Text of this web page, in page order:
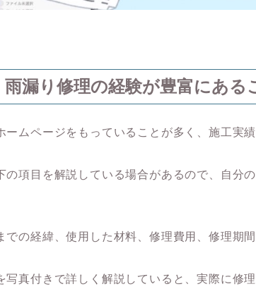
雨漏り修理の経験が豊富にある
ームページをもっていることが多く、施工実
の項目を解説している場合があるので、自分
での経緯、使用した材料、修理費用、修理期
写真付きで詳しく解説していると、実際に修